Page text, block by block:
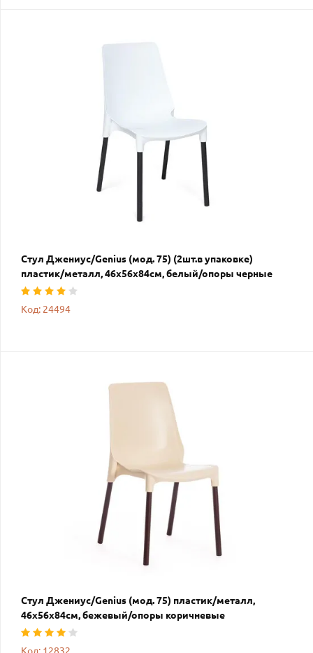
Стул Джениус/Genius (мод. 75) (2шт.в упаковке)
пластик/металл, 46x56x84cм, белый/опоры черные
Код: 24494
Стул Джениус/Genius (мод. 75) пластик/металл,
46x56x84cм, бежевый/опоры коричневые